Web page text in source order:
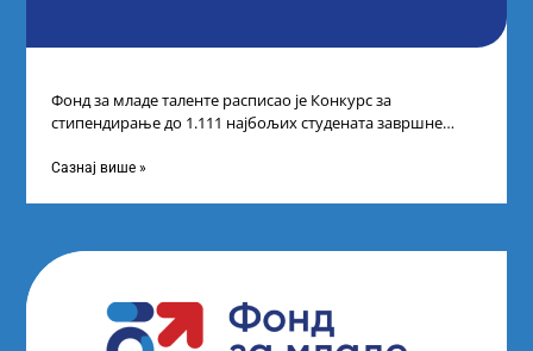
Фонд за младе таленте расписао је Конкурс за
стипендирање до 1.111 најбољих студената завршне
Сазнај више »